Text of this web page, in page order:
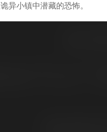
异小镇中潜藏的恐怖。